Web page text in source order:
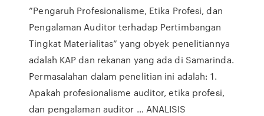
”Pengaruh Profesionalisme, Etika Profesi, dan
Pengalaman Auditor terhadap Pertimbangan
Tingkat Materialitas” yang obyek penelitiannya
adalah KAP dan rekanan yang ada di Samarinda.
Permasalahan dalam penelitian ini adalah: 1.
Apakah profesionalisme auditor, etika profesi,
dan pengalaman auditor … ANALISIS